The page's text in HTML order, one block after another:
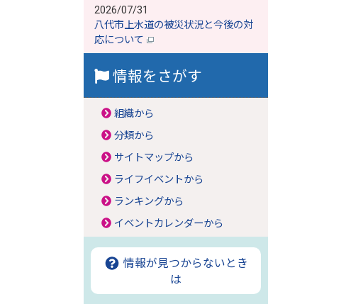
2026/07/31
八代市上水道の被災状況と今後の対
応について
情報をさがす
組織から
分類から
サイトマップから
ライフイベントから
ランキングから
イベントカレンダーから
情報が見つからないとき
は